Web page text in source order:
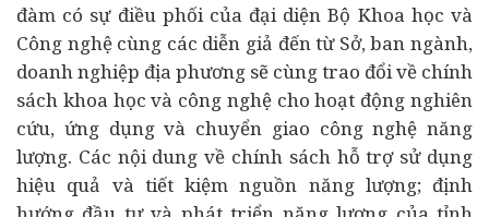
đàm có sự điều phối của đại diện Bộ Khoa học và
Công nghệ cùng các diễn giả đến từ Sở, ban ngành,
doanh nghiệp địa phương sẽ cùng trao đổi về chính
sách khoa học và công nghệ cho hoạt động nghiên
cứu, ứng dụng và chuyển giao công nghệ năng
lượng. Các nội dung về chính sách hỗ trợ sử dụng
hiệu quả và tiết kiệm nguồn năng lượng; định